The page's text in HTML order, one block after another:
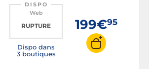
DISPO
Web
RUPTURE
Dispo dans
3 boutiques
199€95